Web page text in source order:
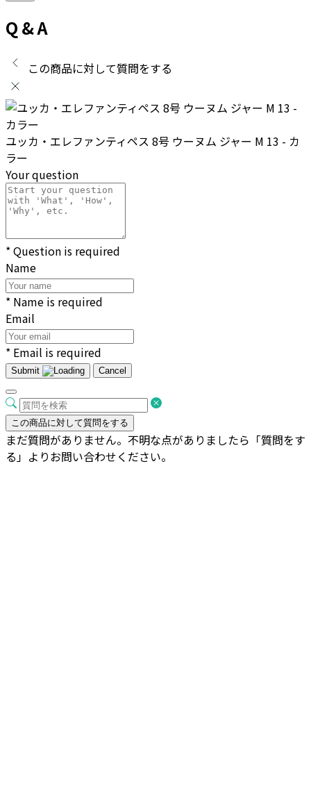
Q & A
この商品に対して質問をする
ユッカ・エレファンティペス 8号 ウーヌム ジャー M 13 - カ
ラー
Your question
* Question is required
Name
* Name is required
Email
* Email is required
Submit Cancel
この商品に対して質問をする
まだ質問がありません。不明な点がありましたら「質問をす
る」よりお問い合わせください。